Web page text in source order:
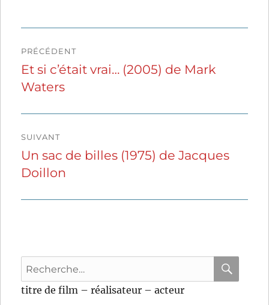
de
l’article
PRÉCÉDENT
Publication
précédente :
Et si c’était vrai… (2005) de Mark
Waters
SUIVANT
Publication
suivante :
Un sac de billes (1975) de Jacques
Doillon
Recherche
pour
:
titre de film – réalisateur – acteur